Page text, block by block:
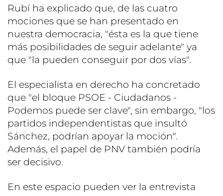
Rubí ha explicado que, de las cuatro
mociones que se han presentado en
nuestra democracia, "ésta es la que tiene
más posibilidades de seguir adelante" ya
que "la pueden conseguir por dos vías".
El especialista en derecho ha concretado
que "el bloque PSOE - Ciudadanos -
Podemos puede ser clave", sin embargo, "los
partidos independentistas que insultó
Sánchez, podrían apoyar la moción".
Además, el papel de PNV también podría
ser decisivo.
En este espacio pueden ver la entrevista